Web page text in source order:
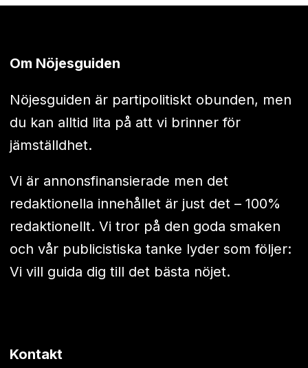
Om Nöjesguiden
Nöjesguiden är partipolitiskt obunden, men
du kan alltid lita på att vi brinner för
jämställdhet.
Vi är annonsfinansierade men det
redaktionella innehållet är just det – 100%
redaktionellt. Vi tror på den goda smaken
och vår publicistiska tanke lyder som följer:
Vi vill guida dig till det bästa nöjet.
Kontakt